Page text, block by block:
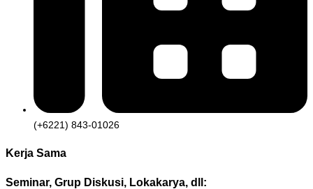
(+6221) 843-01026
Kerja Sama
Seminar, Grup Diskusi, Lokakarya, dll: